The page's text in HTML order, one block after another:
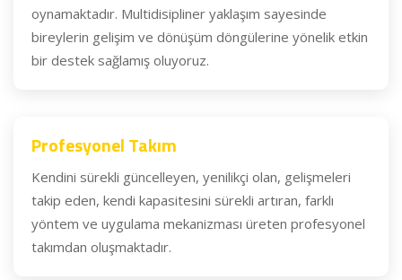
oynamaktadır. Multidisipliner yaklaşım sayesinde
bireylerin gelişim ve dönüşüm döngülerine yönelik etkin
bir destek sağlamış oluyoruz.
Profesyonel Takım
Kendini sürekli güncelleyen, yenilikçi olan, gelişmeleri
takip eden, kendi kapasitesini sürekli artıran, farklı
yöntem ve uygulama mekanizması üreten profesyonel
takımdan oluşmaktadır.